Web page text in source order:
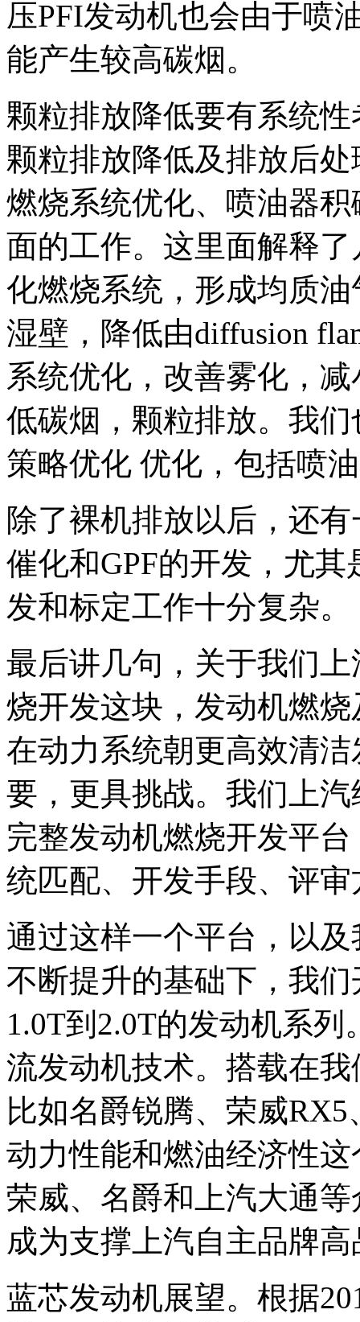
压PFI发动机也会由于喷
能产生较高碳烟。
颗粒排放降低要有系统
颗粒排放降低及排放后
燃烧系统优化、喷油器
面的工作。这里面解释
化燃烧系统，形成均质
湿壁，降低由diffusion
系统优化，改善雾化，
低碳烟，颗粒排放。我
策略优化 优化，包括喷
除了裸机排放以后，还
催化和GPF的开发，尤
发和标定工作十分复杂。
最后讲几句，关于我们
烧开发这块，发动机燃
在动力系统朝更高效清
要，更具挑战。我们上
完整发动机燃烧开发平
统匹配、开发手段、评
通过这样一个平台，以
不断提升的基础下，我
1.0T到2.0T的发动机系
流发动机技术。搭载在
比如名爵锐腾、荣威
动力性能和燃油经济性
荣威、名爵和上汽大通
成为支撑上汽自主品牌
蓝芯发动机展望。根据